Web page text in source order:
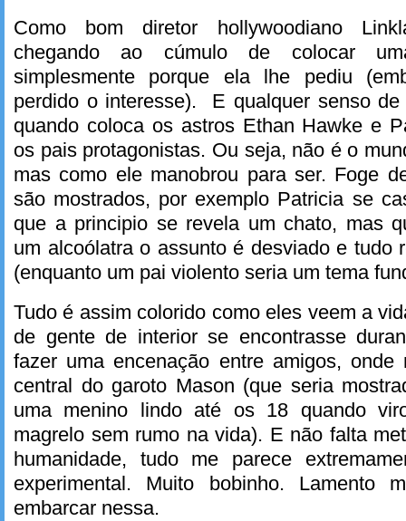
Como bom diretor hollywoodiano
chegando ao cúmulo de colocar
simplesmente porque ela lhe pediu
perdido o interesse). E qualquer senso
quando coloca os astros Ethan Hawke e
os pais protagonistas. Ou seja, não é o
mas como ele manobrou para ser. Foge
são mostrados, por exemplo Patricia se
que a principio se revela um chato, mas
um alcoólatra o assunto é desviado e tudo
(enquanto um pai violento seria um tema
Tudo é assim colorido como eles veem a
de gente de interior se encontrasse
fazer uma encenação entre amigos,
central do garoto Mason (que seria
uma menino lindo até os 18 quando
magrelo sem rumo na vida). E não falta
humanidade, tudo me parece
experimental. Muito bobinho. Lamento
embarcar nessa.